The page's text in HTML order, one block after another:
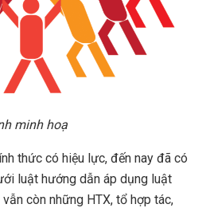
minh hoạ
thức có hiệu lực, đến nay đã có
luật hướng dẫn áp dụng luật
còn những HTX, tổ hợp tác,